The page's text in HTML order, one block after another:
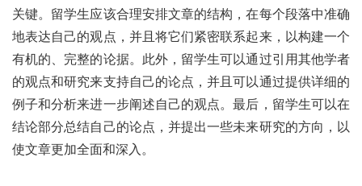
关键。留学生应该合理安排文章的结构，在每个段落中准确
地表达自己的观点，并且将它们紧密联系起来，以构建一个
有机的、完整的论据。此外，留学生可以通过引用其他学者
的观点和研究来支持自己的论点，并且可以通过提供详细的
例子和分析来进一步阐述自己的观点。最后，留学生可以在
结论部分总结自己的论点，并提出一些未来研究的方向，以
使文章更加全面和深入。